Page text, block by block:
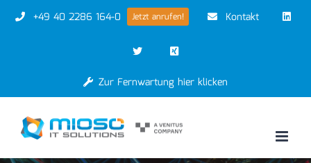
Zum
Inhalt
+49 40 2286 164-0 Jetzt anrufen! Kontakt
Zur Fernwartung hier klicken